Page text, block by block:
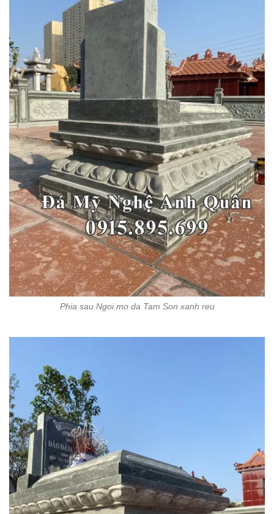
Phia sau Ngoi mo da Tam Son xanh reu